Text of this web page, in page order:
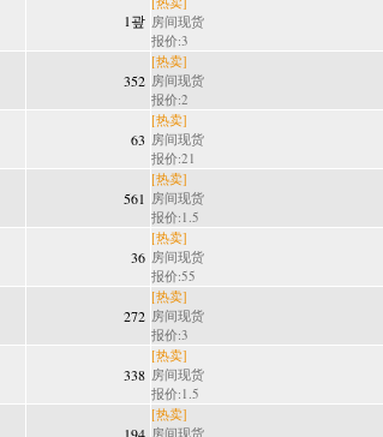
1괖 房间现货
报价:3
352
[热卖]
房间现货
报价:2
63
[热卖]
房间现货
报价:21
561
[热卖]
房间现货
报价:1.5
36
[热卖]
房间现货
报价:55
272
[热卖]
房间现货
报价:3
338
[热卖]
房间现货
报价:1.5
[热卖]
房间现货